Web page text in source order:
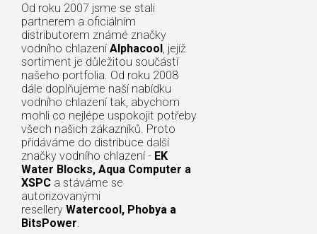
Od roku 2007 jsme se stali
partnerem a oficiálním
distributorem známé značky
vodního chlazení Alphacool, jejíž
sortiment je důležitou součástí
našeho portfolia. Od roku 2008
dále doplňujeme naší nabídku
vodního chlazení tak, abychom
mohli co nejlépe uspokojit potřeby
všech našich zákazníků. Proto
přidáváme do distribuce další
značky vodního chlazení - EK
Water Blocks, Aqua Computer a
XSPC a stáváme se
autorizovanými
resellery Watercool, Phobya a
BitsPower.